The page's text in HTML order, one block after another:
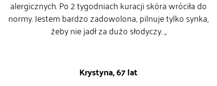
alergicznych. Po 2 tygodniach kuracji skóra wróciła do
normy. Jestem bardzo zadowolona, pilnuje tylko synka,
żeby nie jadł za dużo słodyczy. „
Krystyna, 67 lat